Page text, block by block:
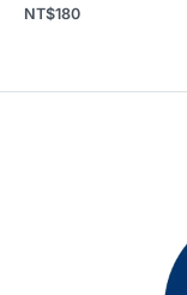
NT$180